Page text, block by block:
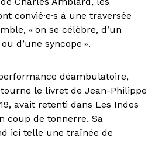
convié·e·s à une traversée
« on se célèbre, d’un
d’une syncope ».
déambulatoire,
le livret de Jean-Philippe
avait retenti dans Les Indes
coup de tonnerre. Sa
ici telle une traînée de